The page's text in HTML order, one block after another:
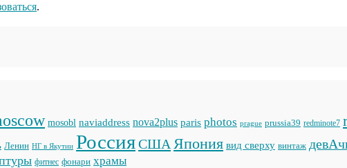
.
mosobl naviaddress nova2plus paris photos prague prussia39 redminote7
Ленин НГ в Якутии РоссияСША Япония вид сверху винтаж
фитнес фонари храмы